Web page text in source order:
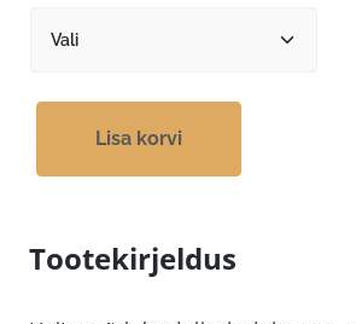
Lisa korvi
Tootekirjeldus